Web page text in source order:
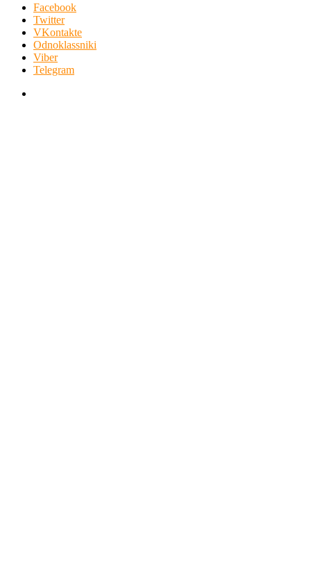
Facebook
Twitter
VKontakte
Odnoklassniki
Viber
Telegram